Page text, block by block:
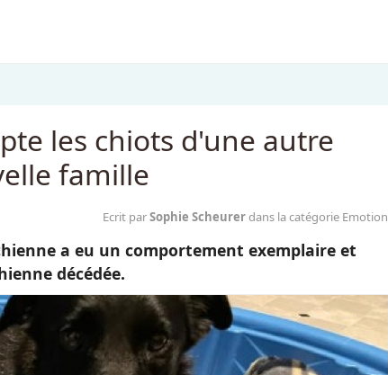
les chiots d'une autre
famille
Ecrit parSophie Scheurerdans la catégorie Emotion
a eu un comportement exemplaire et
décédée.